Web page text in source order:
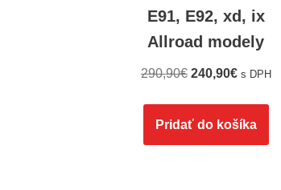
E91, E92, xd, ix
Allroad modely
290,90€ 240,90€ s DPH
Pridať do košíka